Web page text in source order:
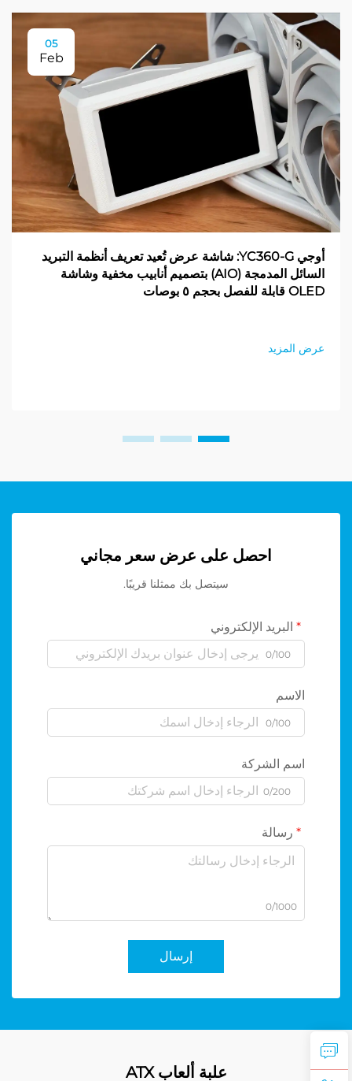
05
Feb
أوجي YC360-G: شاشة عرض تُعيد تعريف أنظمة التبريد
السائل المدمجة (AIO) بتصميم أنابيب مخفية وشاشة
OLED قابلة للفصل بحجم ٥ بوصات
عرض المزيد
احصل على عرض سعر مجاني
سيتصل بك ممثلنا قريبًا.
البريد الإلكتروني
0/100
الاسم
0/100
اسم الشركة
0/200
رسالة
0/1000
إرسال
علبة ألعاب ATX